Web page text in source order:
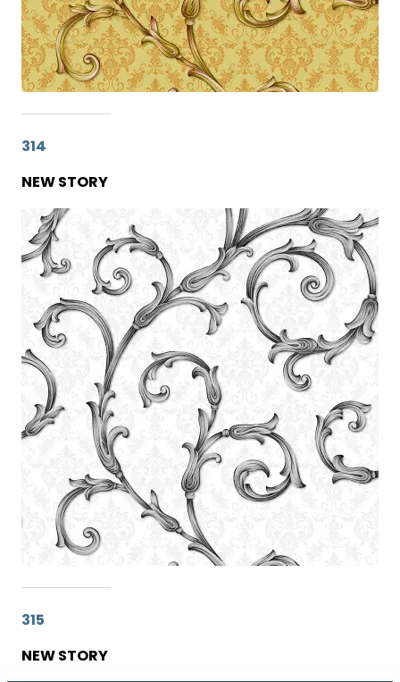
314
NEW STORY
315
NEW STORY